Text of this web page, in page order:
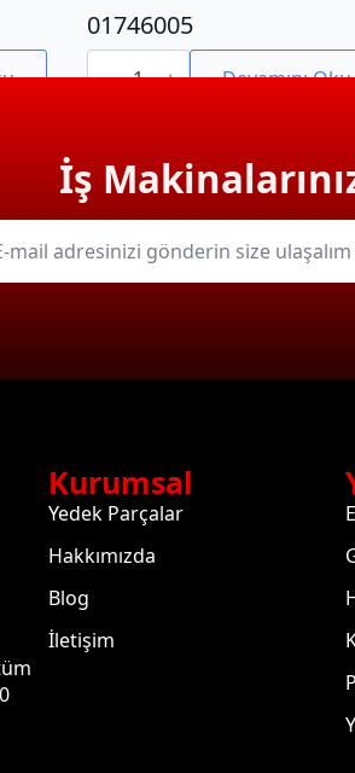
01746005
01746005
adet Devamını Oku
İş
Kurumsal
Yedek Parçalar
Hakkımızda
Blog
İletişim